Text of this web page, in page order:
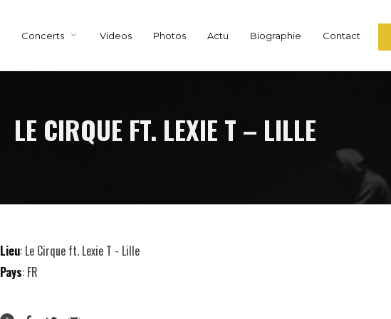
Concerts Videos Photos Actu Biographie Contact
LE CIRQUE FT. LEXIE T – LILLE
Lieu: Le Cirque ft. Lexie T - Lille
Pays: FR